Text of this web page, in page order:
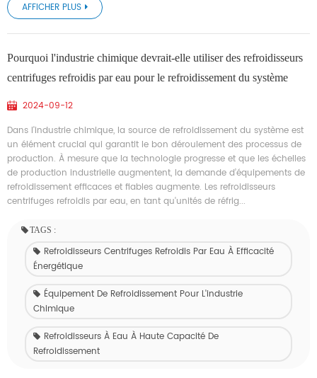
AFFICHER PLUS
Pourquoi l'industrie chimique devrait-elle utiliser des refroidisseurs
centrifuges refroidis par eau pour le refroidissement du système
2024-09-12
Dans l'industrie chimique, la source de refroidissement du système est
un élément crucial qui garantit le bon déroulement des processus de
production. À mesure que la technologie progresse et que les échelles
de production industrielle augmentent, la demande d’équipements de
refroidissement efficaces et fiables augmente. Les refroidisseurs
centrifuges refroidis par eau, en tant qu'unités de réfrig...
TAGS :
Refroidisseurs Centrifuges Refroidis Par Eau À Efficacité
Énergétique
Équipement De Refroidissement Pour L'industrie
Chimique
Refroidisseurs À Eau À Haute Capacité De
Refroidissement